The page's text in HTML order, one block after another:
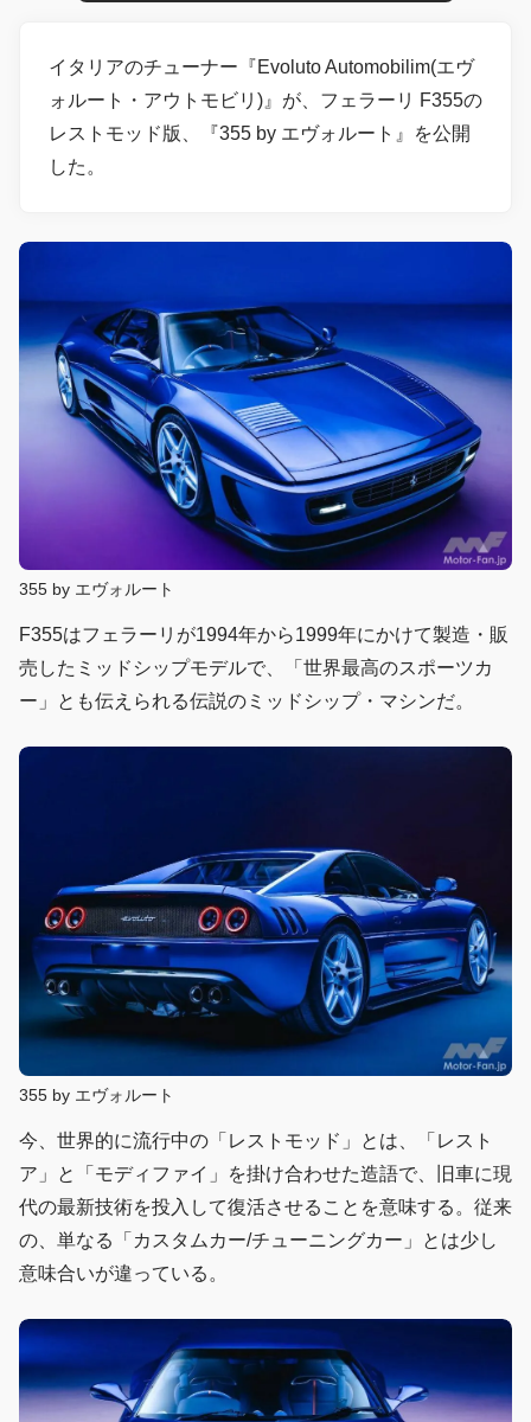
イタリアのチューナー『Evoluto Automobilim(エヴ
ォルート・アウトモビリ)』が、フェラーリ F355の
レストモッド版、『355 by エヴォルート』を公開
した。
355 by エヴォルート
F355はフェラーリが1994年から1999年にかけて製造・販
売したミッドシップモデルで、「世界最高のスポーツカ
ー」とも伝えられる伝説のミッドシップ・マシンだ。
355 by エヴォルート
今、世界的に流行中の「レストモッド」とは、「レスト
ア」と「モディファイ」を掛け合わせた造語で、旧車に現
代の最新技術を投入して復活させることを意味する。従来
の、単なる「カスタムカー/チューニングカー」とは少し
意味合いが違っている。